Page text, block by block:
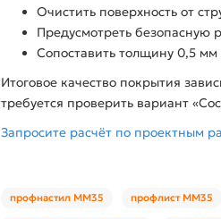
Очистить поверхность от
Предусмотреть безопасную
Сопоставить толщину 0,5
Итоговое качество покрытия
требуется проверить вариант
Запросите расчёт по проектным
профнастил ММ35 профлист ММ35